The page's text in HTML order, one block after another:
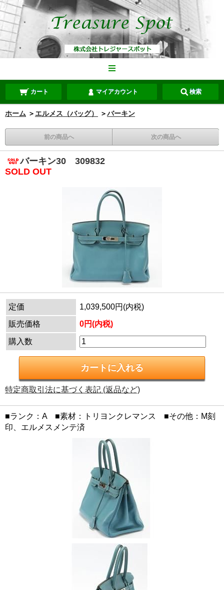
カート マイアカウント 検索
ホーム ＞ エルメス（バッグ） ＞バーキン
前の商品へ 次の商品へ
バーキン30 309832
SOLD OUT
定価
1,039,500円(内税)
販売価格
0円(内税)
購入数
特定商取引法に基づく表記 (返品など)
■ランク：A ■素材：トリヨンクレマンス ■その他：M刻
印、エルメスメンテ済